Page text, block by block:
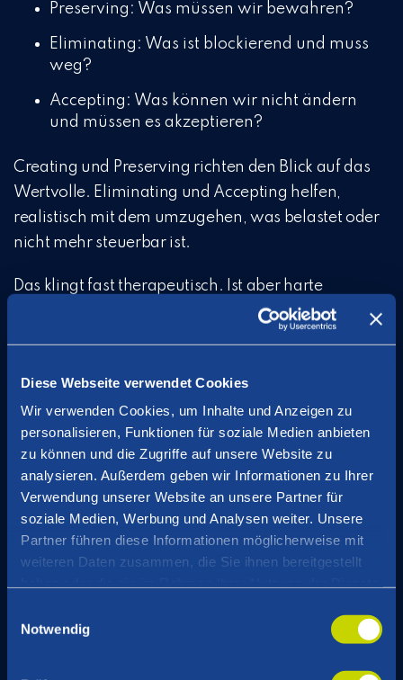
Diese Webseite verwendet Cookies
Wir verwenden Cookies, um Inhalte und Anzeigen zu
personalisieren, Funktionen für soziale Medien anbieten
zu können und die Zugriffe auf unsere Website zu
analysieren. Außerdem geben wir Informationen zu Ihrer
Verwendung unserer Website an unsere Partner für
soziale Medien, Werbung und Analysen weiter. Unsere
Partner führen diese Informationen möglicherweise mit
weiteren Daten zusammen, die Sie ihnen bereitgestellt
Notwendig
Preserving: Was müssen wir bewahren?
Eliminating: Was ist blockierend und muss
weg?
Accepting: Was können wir nicht ändern
und müssen es akzeptieren?
Creating und Preserving richten den Blick auf das
Wertvolle. Eliminating und Accepting helfen,
realistisch mit dem umzugehen, was belastet oder
nicht mehr steuerbar ist.
Das klingt fast therapeutisch. Ist aber harte
Hypothese #4: Wir sehen
unterschiedliche Reifegrade
und Geschwindigkeiten
gleichzeitig